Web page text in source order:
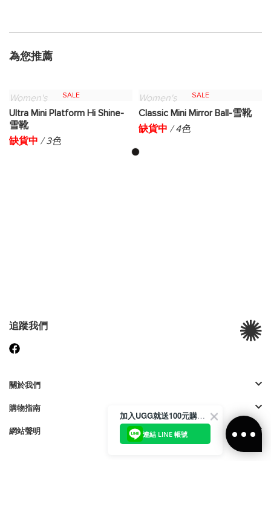
為您推薦
SALE
Women's
Ultra Mini Platform Hi Shine-
雪靴
缺貨中 / 3色
SALE
Women's
Classic Mini Mirror Ball-雪靴
缺貨中 / 4色
追蹤我們
關於我們
購物指南
網站聲明
加入UGG就送100元購物金
連結 LINE 帳號